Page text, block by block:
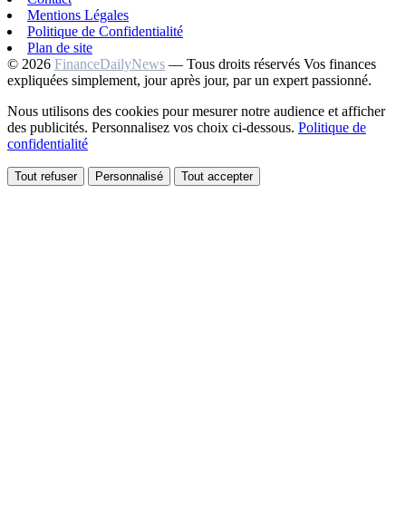
Mentions Légales
Politique de Confidentialité
Plan de site
© 2026 FinanceDailyNews — Tous droits réservés Vos finances
expliquées simplement, jour après jour, par un expert passionné.
Nous utilisons des cookies pour mesurer notre audience et afficher
des publicités. Personnalisez vos choix ci-dessous. Politique de
confidentialité
Tout refuser Personnalisé Tout accepter